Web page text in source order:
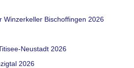
Winzerkeller Bischoffingen 2026
Neustadt 2026
2026